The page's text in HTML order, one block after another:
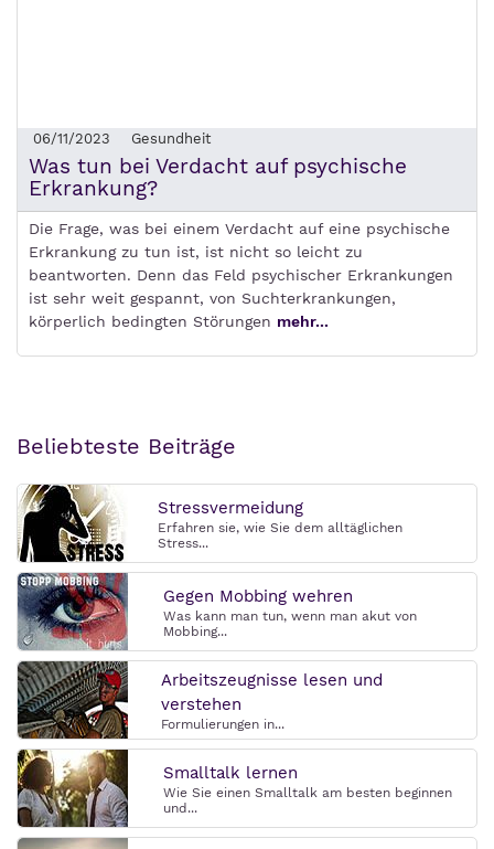
06/11/2023 Gesundheit
Was tun bei Verdacht auf psychische
Erkrankung?
Die Frage, was bei einem Verdacht auf eine psychische
Erkrankung zu tun ist, ist nicht so leicht zu
beantworten. Denn das Feld psychischer Erkrankungen
ist sehr weit gespannt, von Suchterkrankungen,
körperlich bedingten Störungen mehr...
Beliebteste Beiträge
Stressvermeidung
Erfahren sie, wie Sie dem alltäglichen
Stress...
Gegen Mobbing wehren
Was kann man tun, wenn man akut von
Mobbing...
Arbeitszeugnisse lesen und
verstehen
Formulierungen in...
Smalltalk lernen
Wie Sie einen Smalltalk am besten beginnen
und...